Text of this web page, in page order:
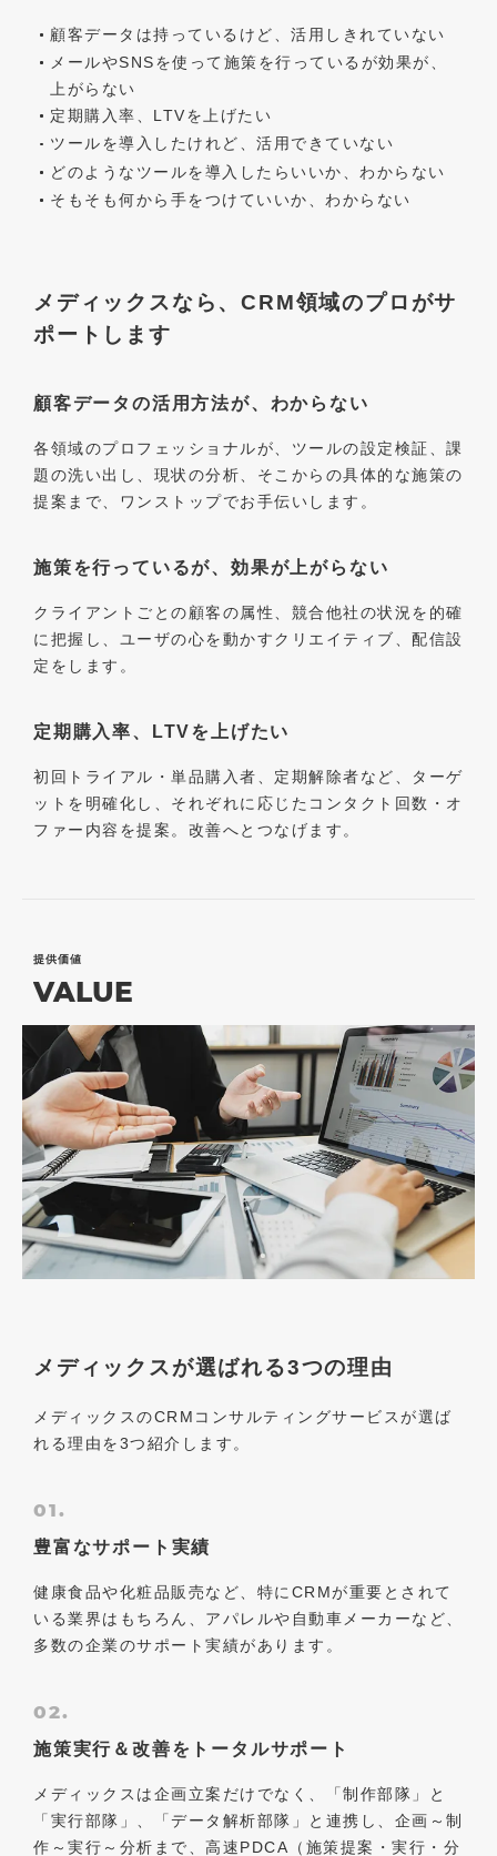
顧客データは持っているけど、活用しきれていない
メールやSNSを使って施策を行っているが効果が、
上がらない
定期購入率、LTVを上げたい
ツールを導入したけれど、活用できていない
どのようなツールを導入したらいいか、わからない
そもそも何から手をつけていいか、わからない
メディックスなら、CRM領域のプロがサ
ポートします
顧客データの活用方法が、わからない
各領域のプロフェッショナルが、ツールの設定検証、課
題の洗い出し、現状の分析、そこからの具体的な施策の
提案まで、ワンストップでお手伝いします。
施策を行っているが、効果が上がらない
クライアントごとの顧客の属性、競合他社の状況を的確
に把握し、ユーザの心を動かすクリエイティブ、配信設
定をします。
定期購入率、LTVを上げたい
初回トライアル・単品購入者、定期解除者など、ターゲ
ットを明確化し、それぞれに応じたコンタクト回数・オ
ファー内容を提案。改善へとつなげます。
提供価値
VALUE
メディックスが選ばれる3つの理由
メディックスのCRMコンサルティングサービスが選ば
れる理由を3つ紹介します。
01.
豊富なサポート実績
健康食品や化粧品販売など、特にCRMが重要とされて
いる業界はもちろん、アパレルや自動車メーカーなど、
多数の企業のサポート実績があります。
02.
施策実行＆改善をトータルサポート
メディックスは企画立案だけでなく、「制作部隊」と
「実行部隊」、「データ解析部隊」と連携し、企画～制
作～実行～分析まで、高速PDCA（施策提案・実行・分